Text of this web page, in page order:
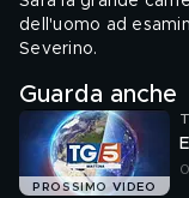
dell'uomo ad
Severino.
Guarda anche
PROSSIMO VIDEO